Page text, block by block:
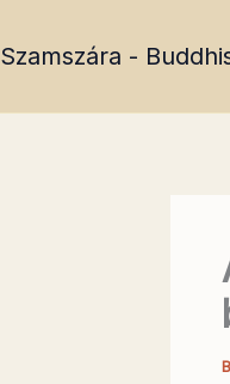
Szamszára -